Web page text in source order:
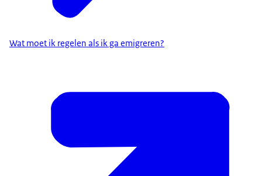
Wat moet ik regelen als ik ga emigreren?